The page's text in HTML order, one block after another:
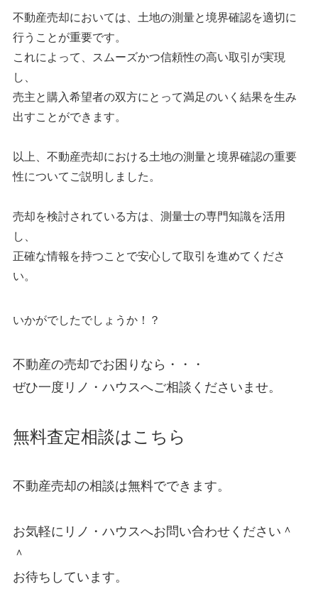
不動産売却においては、土地の測量と境界確認を適切に
行うことが重要です。
これによって、スムーズかつ信頼性の高い取引が実現
し、
売主と購入希望者の双方にとって満足のいく結果を生み
出すことができます。
以上、不動産売却における土地の測量と境界確認の重要
性についてご説明しました。
売却を検討されている方は、測量士の専門知識を活用
し、
正確な情報を持つことで安心して取引を進めてくださ
い。
いかがでしたでしょうか！？
不動産の売却でお困りなら・・・
ぜひ一度 リノ・ハウスへご相談くださいませ。
無料査定相談はこちら
不動産売却の相談は無料でできます。
お気軽に リノ・ハウスへお問い合わせください＾
＾
お待ちしています。